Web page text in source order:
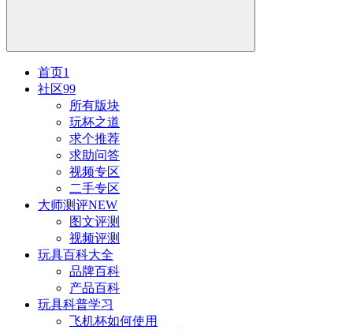
首页1
社区99
所有版块
玩杯之道
求个推荐
求助问答
视频专区
二手专区
大师测评NEW
图文评测
视频评测
玩具百科大全
品牌百科
产品百科
玩具科普学习
飞机杯如何使用